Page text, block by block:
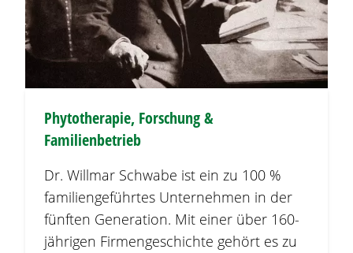
Phytotherapie, Forschung &
Familienbetrieb
Dr. Willmar Schwabe ist ein zu 100 %
familiengeführtes Unternehmen in der
fünften Generation. Mit einer über 160-
jährigen Firmengeschichte gehört es zu